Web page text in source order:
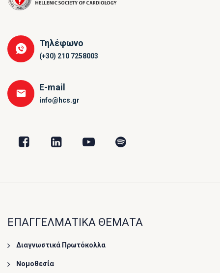
Τηλέφωνο
(+30) 210 7258003
E-mail
info@hcs.gr
ΕΠΑΓΓΕΛΜΑΤΙΚΑ ΘΕΜΑΤΑ
Διαγνωστικά Πρωτόκολλα
Νομοθεσία